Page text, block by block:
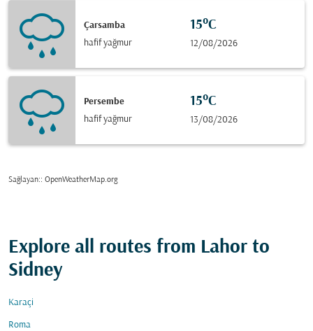
Çarsamba
hafif yağmur
15°C
12/08/2026
Persembe
hafif yağmur
15°C
13/08/2026
Sağlayan:: OpenWeatherMap.org
Explore all routes from Lahor to
Sidney
Karaçi
Roma